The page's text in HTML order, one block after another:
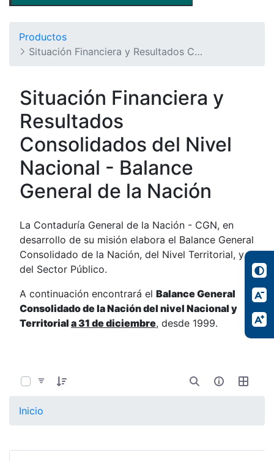
Productos
Situación Financiera y Resultados Consolidados del Nivel Nacional - Balance General de la Nación y Otros Informes
Situación Financiera y
Resultados
Consolidados del Nivel
Nacional - Balance
General de la Nación
La Contaduría General de la Nación - CGN, en
desarrollo de su misión elabora el Balance General
Consolidado de la Nación, del Nivel Territorial, y
del Sector Público.
A continuación encontrará el Balance General
Consolidado de la Nación del nivel Nacional y
Territorial a 31 de diciembre, desde 1999.
Inicio